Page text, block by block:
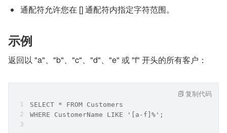
通配符允许您在 [] 通配符内指定字符范围。
示例
返回以 "a"、"b"、"c"、"d"、"e" 或 "f" 开头的所有客户：
SELECT * FROM Customers
WHERE CustomerName LIKE '[a-f]%';
复制代码